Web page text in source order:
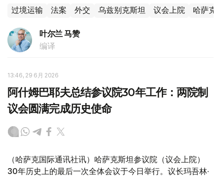
过境运输 法案 外交 乌兹别克斯坦 议会上院 哈萨克
叶尔兰 马赞
编译
13:46, 29 6月 2026
阿什姆巴耶夫总结参议院30年工作：两院制
议会圆满完成历史使命
（哈萨克国际通讯社讯）哈萨克斯坦参议院（议会上院）
30年历史上的最后一次全体会议于今日举行。议长玛吾林·